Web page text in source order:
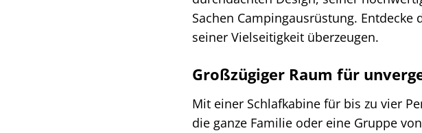
Sachen Campingausrüstung.
seiner Vielseitigkeit überzeugen.
Großzügiger Raum für
Mit einer Schlafkabine für bis zu vier
die ganze Familie oder eine Gruppe